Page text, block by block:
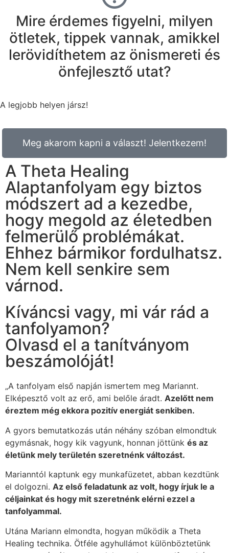
Mire érdemes figyelni, milyen
ötletek, tippek vannak, amikkel
lerövidíthetem az önismereti és
önfejlesztő utat?
A legjobb helyen jársz!
Meg akarom kapni a választ! Jelentkezem!
A Theta Healing
Alaptanfolyam egy biztos
módszert ad a kezedbe,
hogy megold az életedben
felmerülő problémákat.
Ehhez bármikor fordulhatsz.
Nem kell senkire sem
várnod.
Kíváncsi vagy, mi vár rád a
tanfolyamon?
Olvasd el a tanítványom
beszámolóját!
„A tanfolyam első napján ismertem meg Mariannt.
Elképesztő volt az erő, ami belőle áradt. Azelőtt nem
éreztem még ekkora pozitív energiát senkiben.
A gyors bemutatkozás után néhány szóban elmondtuk
egymásnak, hogy kik vagyunk, honnan jöttünk és az
életünk mely területén szeretnénk változást.
Marianntól kaptunk egy munkafüzetet, abban kezdtünk
el dolgozni. Az első feladatunk az volt, hogy írjuk le a
céljainkat és hogy mit szeretnénk elérni ezzel a
tanfolyammal.
Utána Mariann elmondta, hogyan működik a Theta
Healing technika. Ötféle agyhullámot különböztetünk